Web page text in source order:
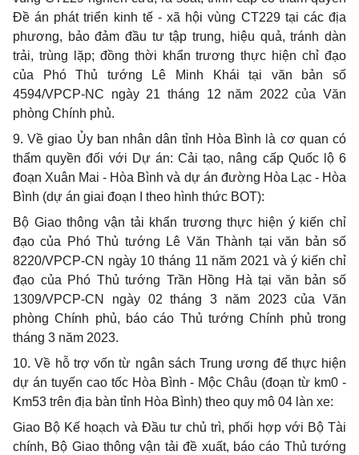
Đề án phát triển kinh tế - xã hội vùng CT229 tại các địa
phương, bảo đảm đầu tư tập trung, hiệu quả, tránh dàn
trải, trùng lặp; đồng thời khẩn trương thực hiện chỉ đạo
của Phó Thủ tướng Lê Minh Khái tại văn bản số
4594/VPCP-NC ngày 21 tháng 12 năm 2022 của Văn
phòng Chính phủ.
9. Về giao Ủy ban nhân dân tỉnh Hòa Bình là cơ quan có
thẩm quyền đối với Dự án: Cải tạo, nâng cấp Quốc lộ 6
đoạn Xuân Mai - Hòa Bình và dự án đường Hòa Lạc - Hòa
Bình (dự án giai đoạn I theo hình thức BOT):
Bộ Giao thông vận tải khẩn trương thực hiện ý kiến chỉ
đạo của Phó Thủ tướng Lê Văn Thành tại văn bản số
8220/VPCP-CN ngày 10 tháng 11 năm 2021 và ý kiến chỉ
đạo của Phó Thủ tướng Trần Hồng Hà tại văn bản số
1309/VPCP-CN ngày 02 tháng 3 năm 2023 của Văn
phòng Chính phủ, báo cáo Thủ tướng Chính phủ trong
tháng 3 năm 2023.
10. Về hỗ trợ vốn từ ngân sách Trung ương để thực hiện
dự án tuyến cao tốc Hòa Bình - Mộc Châu (đoạn từ km0 -
Km53 trên địa bàn tỉnh Hòa Bình) theo quy mô 04 làn xe:
Giao Bộ Kế hoạch và Đầu tư chủ trì, phối hợp với Bộ Tài
chính, Bộ Giao thông vận tải đề xuất, báo cáo Thủ tướng